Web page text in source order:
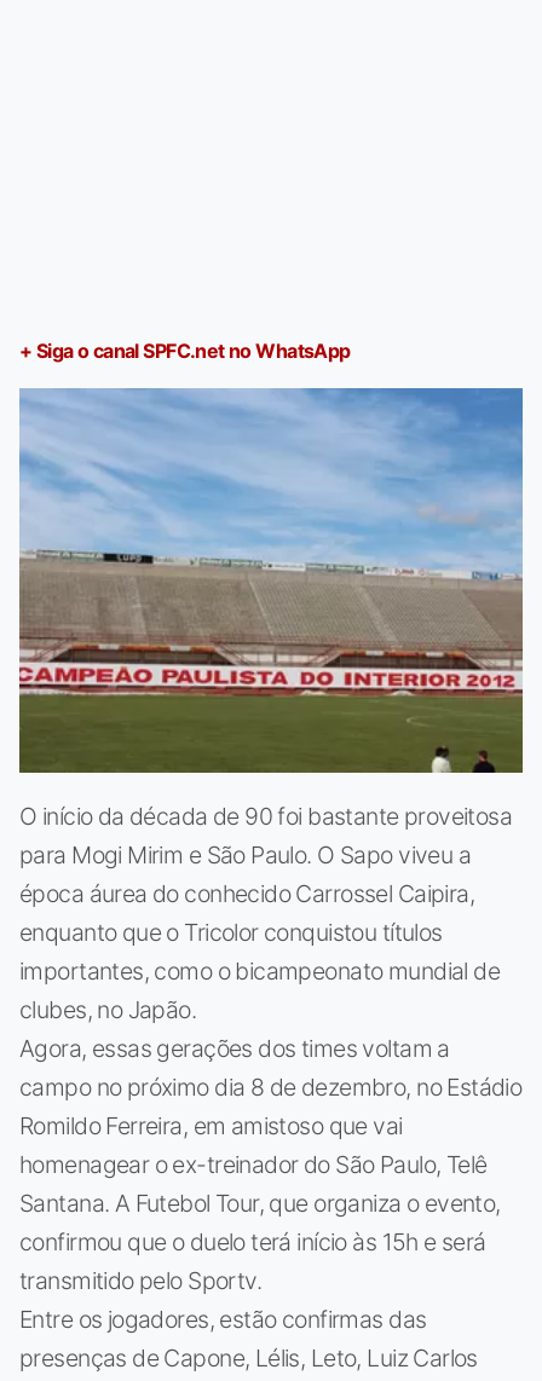
+ Siga o canal SPFC.net no WhatsApp
O início da década de 90 foi bastante proveitosa
para Mogi Mirim e São Paulo. O Sapo viveu a
época áurea do conhecido Carrossel Caipira,
enquanto que o Tricolor conquistou títulos
importantes, como o bicampeonato mundial de
clubes, no Japão.
Agora, essas gerações dos times voltam a
campo no próximo dia 8 de dezembro, no Estádio
Romildo Ferreira, em amistoso que vai
homenagear o ex-treinador do São Paulo, Telê
Santana. A Futebol Tour, que organiza o evento,
confirmou que o duelo terá início às 15h e será
transmitido pelo Sportv.
Entre os jogadores, estão confirmas das
presenças de Capone, Lélis, Leto, Luiz Carlos